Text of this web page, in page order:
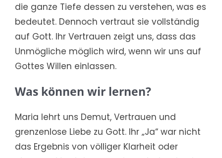
die ganze Tiefe dessen zu verstehen, was es
bedeutet. Dennoch vertraut sie vollständig
auf Gott. Ihr Vertrauen zeigt uns, dass das
Unmögliche möglich wird, wenn wir uns auf
Gottes Willen einlassen.
Was können wir lernen?
Maria lehrt uns Demut, Vertrauen und
grenzenlose Liebe zu Gott. Ihr „Ja“ war nicht
das Ergebnis von völliger Klarheit oder